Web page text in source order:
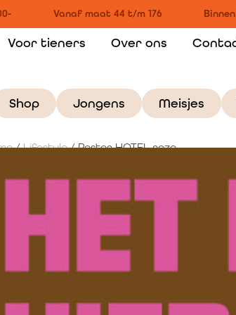
Vanaf maat 44 t/m 176
Voor tieners Over ons
Shop Jongens Meisjes
/Lifestyle/ Poster HOTEL roze